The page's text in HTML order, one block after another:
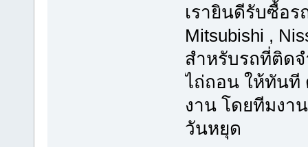
เรายินดีรับซื้อร
Mitsubishi ,
สำหรับรถที่ติด
ไถ่ถอน ให้ทันที
งาน โดยทีมงา
วันหยุด